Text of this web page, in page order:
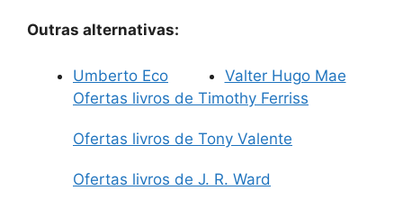
Outras alternativas:
Umberto Eco
Valter Hugo Mae
Ofertas livros de Timothy Ferriss
Ofertas livros de Tony Valente
Ofertas livros de J. R. Ward